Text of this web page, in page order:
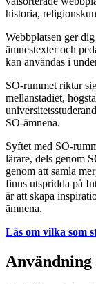
historia,
Webbplatsen ger
ämnestexter och
kan användas i
SO-rummet riktar
mellanstadiet,
SO-ämnena.
Syftet med SO-
lärare, dels genom
genom att samla
finns utspridda på
är att skapa
ämnena.
Läs om vilka som